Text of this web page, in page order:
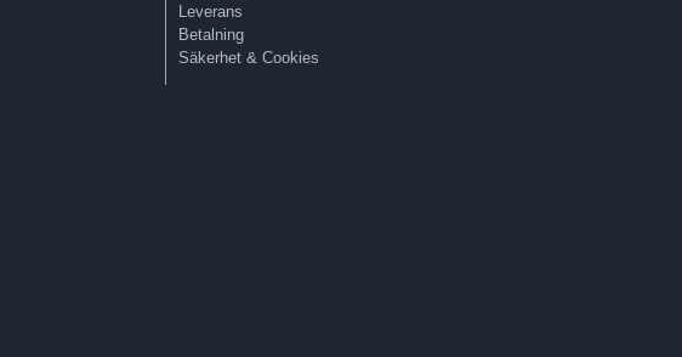
Leverans
Betalning
Säkerhet & Cookies